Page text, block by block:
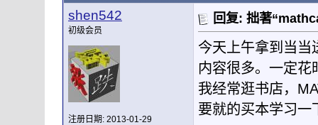
shen542
初级会员
注册日期: 2013-01-29
回复: 拙著
今天上午拿到当当
内容很多。一定花
我经常逛书店，
要就的买本学习一